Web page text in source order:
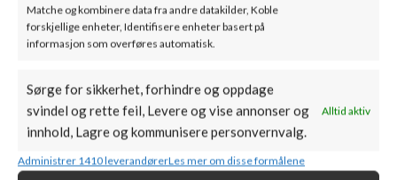
Matche og kombinere data fra andre datakilder, Koble
forskjellige enheter, Identifisere enheter basert på
informasjon som overføres automatisk.
Sørge for sikkerhet, forhindre og oppdage
svindel og rette feil, Levere og vise annonser og
innhold, Lagre og kommunisere personvernvalg.
Alltid aktiv
Administrer 1410 leverandørerLes mer om disse formålene
BESKRIVELSETILLEGGSINFORMASJONDOKUMENTASJON
Eco tunnel er en peisinnsats med innsyn fra to sider. En løsning for
deg som vil nyte flammene fra to rom. Innsatsene fra Eco-serien er
både energieffektiv og miljøvennlig. Peisene er designet for